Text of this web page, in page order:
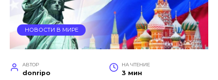
НОВОСТИ В МИРЕ
АВТОР
donripo
НА ЧТЕНИЕ
3 мин